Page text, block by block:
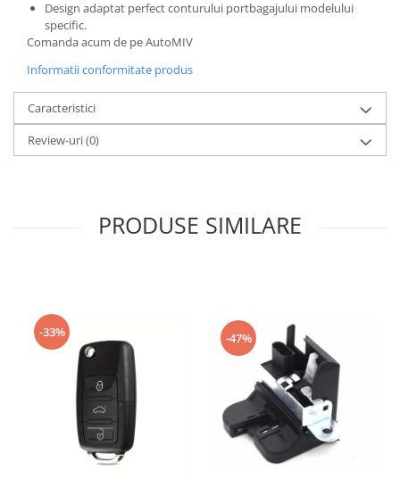
Design adaptat perfect conturului portbagajului modelului
specific.
Comanda acum de pe AutoMIV
Informatii conformitate produs
Caracteristici
Review-uri(0)
PRODUSE SIMILARE
-33% -47%